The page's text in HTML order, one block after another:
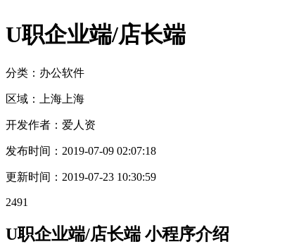
U职企业端/店长端
分类：办公软件
区域： 上海 上海
开发作者： 爱人资
发布时间： 2019-07-09 02:07:18
更新时间： 2019-07-23 10:30:59
2491
U职企业端/店长端 小程序介绍